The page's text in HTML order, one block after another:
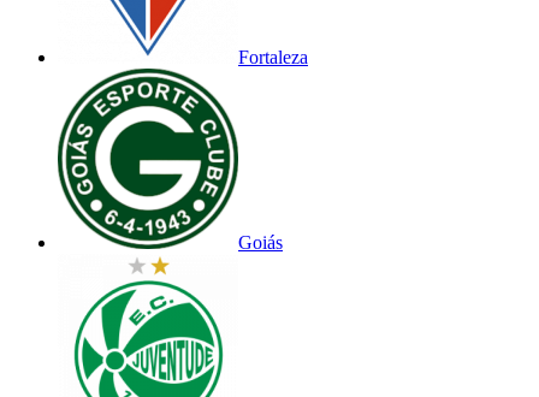
Fortaleza
Goiás